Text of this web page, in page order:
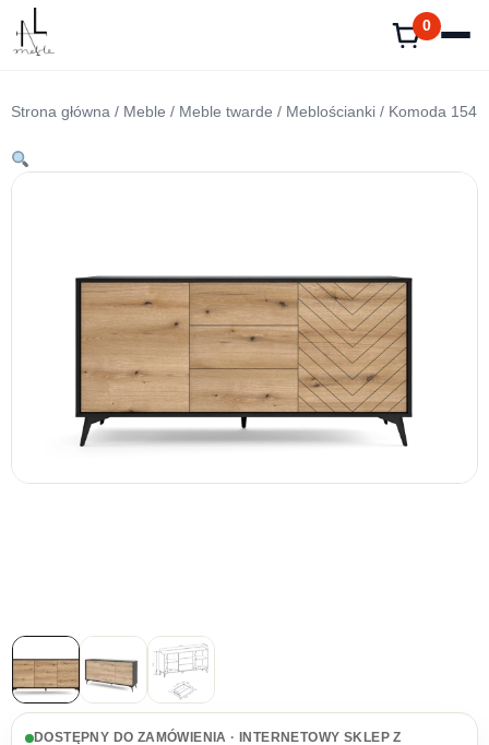
Przejdź
treści
0
Strona główna / Meble / Meble twarde / Meblościanki / Komoda 154
DOSTĘPNY DO ZAMÓWIENIA · INTERNETOWY SKLEP Z